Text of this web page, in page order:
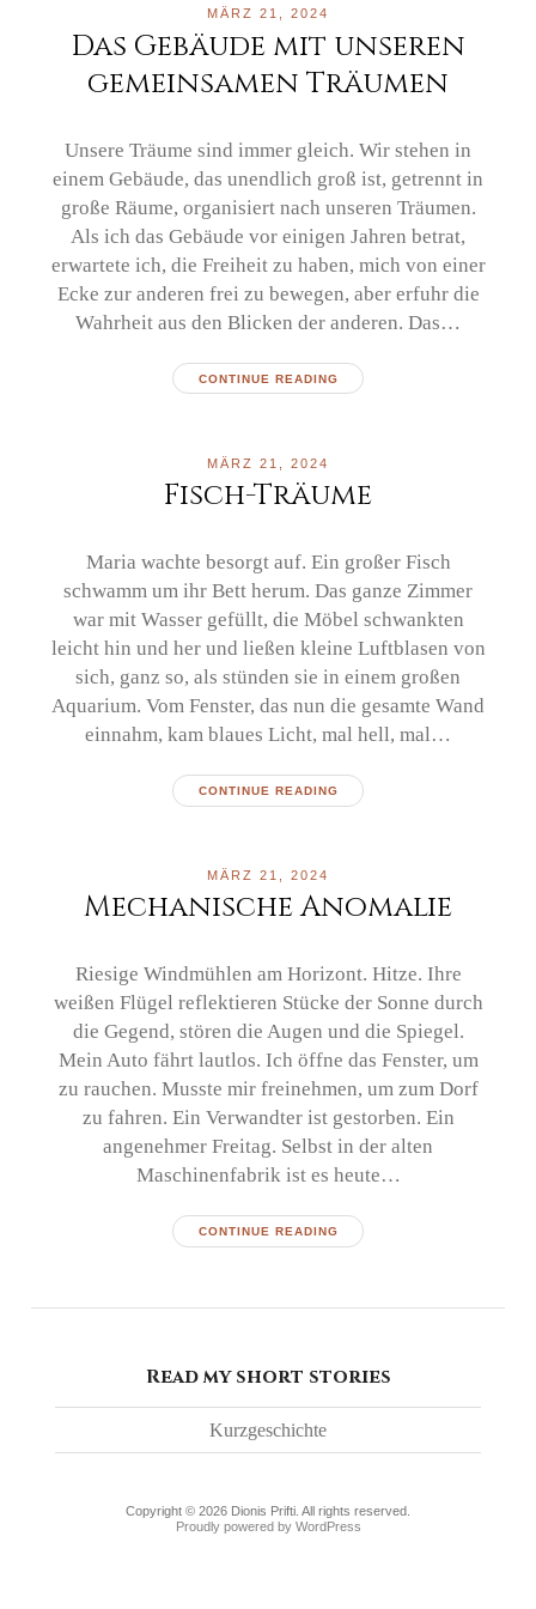
MÄRZ 21, 2024
Das Gebäude mit unseren
gemeinsamen Träumen
Unsere Träume sind immer gleich. Wir stehen in
einem Gebäude, das unendlich groß ist, getrennt in
große Räume, organisiert nach unseren Träumen.
Als ich das Gebäude vor einigen Jahren betrat,
erwartete ich, die Freiheit zu haben, mich von einer
Ecke zur anderen frei zu bewegen, aber erfuhr die
Wahrheit aus den Blicken der anderen. Das…
CONTINUE READING
MÄRZ 21, 2024
Fisch-Träume
Maria wachte besorgt auf. Ein großer Fisch
schwamm um ihr Bett herum. Das ganze Zimmer
war mit Wasser gefüllt, die Möbel schwankten
leicht hin und her und ließen kleine Luftblasen von
sich, ganz so, als stünden sie in einem großen
Aquarium. Vom Fenster, das nun die gesamte Wand
einnahm, kam blaues Licht, mal hell, mal…
CONTINUE READING
MÄRZ 21, 2024
Mechanische Anomalie
Riesige Windmühlen am Horizont. Hitze. Ihre
weißen Flügel reflektieren Stücke der Sonne durch
die Gegend, stören die Augen und die Spiegel.
Mein Auto fährt lautlos. Ich öffne das Fenster, um
zu rauchen. Musste mir freinehmen, um zum Dorf
zu fahren. Ein Verwandter ist gestorben. Ein
angenehmer Freitag. Selbst in der alten
Maschinenfabrik ist es heute…
CONTINUE READING
Read my short stories
Kurzgeschichte
Copyright © 2026 Dionis Prifti. All rights reserved.
Proudly powered by WordPress